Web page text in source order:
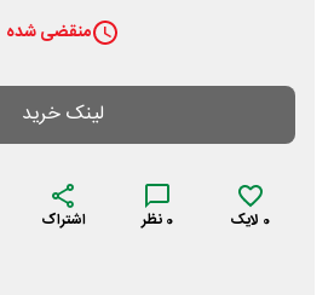
منقضی شده
لینک خرید
0 لایک 0 نظر اشتراک